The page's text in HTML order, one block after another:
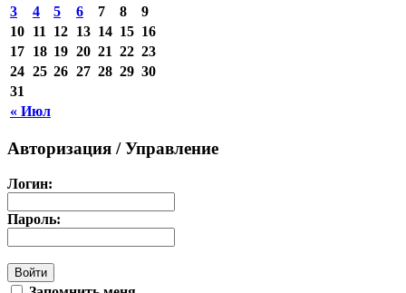
« Июл
3
4 5 6 7 8
9
10 11 12 13 14 15 16
17 18 19 20 21 22 23
24 25 26 27 28 29 30
31
Авторизация / Управление
Логин:
Пароль: